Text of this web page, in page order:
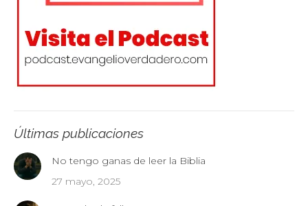
Últimas publicaciones
No tengo ganas de leer la Biblia
27 mayo, 2025